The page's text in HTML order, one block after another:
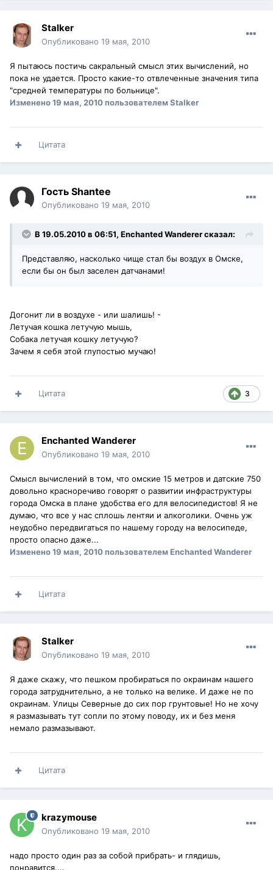
Stalker
Опубликовано 19 мая, 2010
Я пытаюсь постичь сакральный смысл этих вычислений, но
пока не удается. Просто какие-то отвлеченные значения типа
"средней температуры по больнице".
Изменено19 мая, 2010пользователем Stalker
Цитата
Гость Shantee
Опубликовано 19 мая, 2010
В 19.05.2010 в 06:51, Enchanted Wanderer сказал:
Представляю, насколько чище стал бы воздух в Омске,
если бы он был заселен датчанами!
Догонит ли в воздухе - или шалишь! -
Летучая кошка летучую мышь,
Собака летучая кошку летучую?
Зачем я себя этой глупостью мучаю!
3
Цитата
Enchanted Wanderer
Опубликовано 19 мая, 2010
Смысл вычислений в том, что омские 15 метров и датские 750
довольно красноречиво говорят о развитии инфраструктуры
города Омска в плане удобства его для велосипедистов! Я не
думаю, что все у нас сплошь лентяи и алкоголики. Очень уж
неудобно передвигаться по нашему городу на велосипеде,
просто опасно даже...
Изменено19 мая, 2010пользователем Enchanted Wanderer
Цитата
Stalker
Опубликовано 19 мая, 2010
Я даже скажу, что пешком пробираться по окраинам нашего
города затруднительно, а не только на велике. И даже не по
окраинам. Улицы Северные до сих пор грунтовые! Но не хочу
я размазывать тут сопли по этому поводу, их и без меня
немало размазывают.
Цитата
krazymouse
Опубликовано 19 мая, 2010
надо просто один раз за собой прибрать- и глядишь,
понравится....